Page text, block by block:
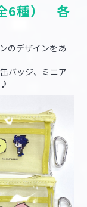
6種） 各
のデザインをあ
バッジ、ミニア